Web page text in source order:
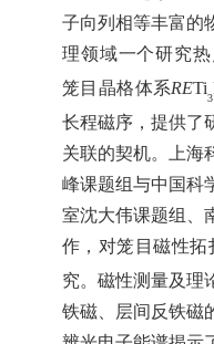
子向列相等丰富的
理领域一个研究
笼目晶格体系RETi
3
长程磁序，提供了
关联的契机。上海
峰课题组与中国科
室沈大伟课题组、
作，对笼目磁性拓
究。磁性测量及理
铁磁、层间反铁磁